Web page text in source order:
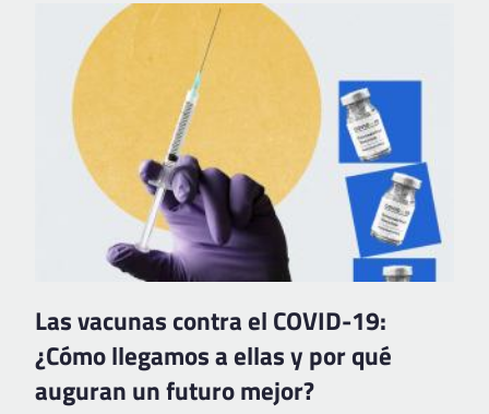
Las vacunas contra el COVID-19:
¿Cómo llegamos a ellas y por qué
auguran un futuro mejor?